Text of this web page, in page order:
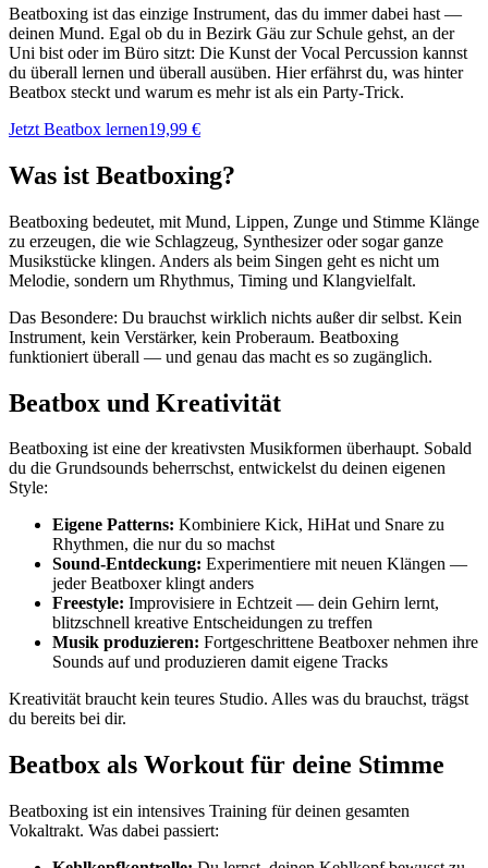
Beatboxing ist das einzige Instrument, das du immer dabei hast —
deinen Mund. Egal ob du in Bezirk Gäu zur Schule gehst, an der
Uni bist oder im Büro sitzt: Die Kunst der Vocal Percussion kannst
du überall lernen und überall ausüben. Hier erfährst du, was hinter
Beatbox steckt und warum es mehr ist als ein Party-Trick.
Jetzt Beatbox lernen19,99 €
Was ist Beatboxing?
Beatboxing bedeutet, mit Mund, Lippen, Zunge und Stimme Klänge
zu erzeugen, die wie Schlagzeug, Synthesizer oder sogar ganze
Musikstücke klingen. Anders als beim Singen geht es nicht um
Melodie, sondern um Rhythmus, Timing und Klangvielfalt.
Das Besondere: Du brauchst wirklich nichts außer dir selbst. Kein
Instrument, kein Verstärker, kein Proberaum. Beatboxing
funktioniert überall — und genau das macht es so zugänglich.
Beatbox und Kreativität
Beatboxing ist eine der kreativsten Musikformen überhaupt. Sobald
du die Grundsounds beherrschst, entwickelst du deinen eigenen
Style:
Eigene Patterns: Kombiniere Kick, HiHat und Snare zu
Rhythmen, die nur du so machst
Sound-Entdeckung: Experimentiere mit neuen Klängen —
jeder Beatboxer klingt anders
Freestyle: Improvisiere in Echtzeit — dein Gehirn lernt,
blitzschnell kreative Entscheidungen zu treffen
Musik produzieren: Fortgeschrittene Beatboxer nehmen ihre
Sounds auf und produzieren damit eigene Tracks
Kreativität braucht kein teures Studio. Alles was du brauchst, trägst
du bereits bei dir.
Beatbox als Workout für deine Stimme
Beatboxing ist ein intensives Training für deinen gesamten
Vokaltrakt. Was dabei passiert: